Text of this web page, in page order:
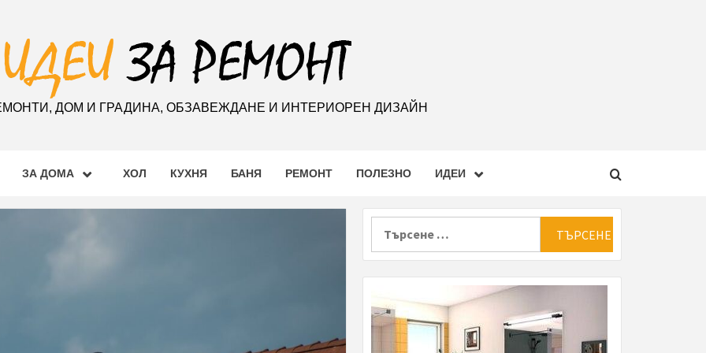
ДОМ И ГРАДИНА, ОБЗАВЕЖДАНЕ И ИНТЕРИОРЕН ДИЗАЙН
ЗА ДОМА ХОЛ КУХНЯ БАНЯ РЕМОНТ ПОЛЕЗНО ИДЕИ